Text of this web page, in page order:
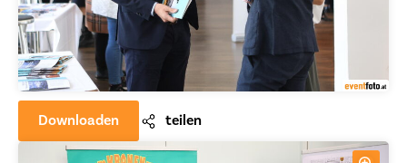
Downloaden teilen